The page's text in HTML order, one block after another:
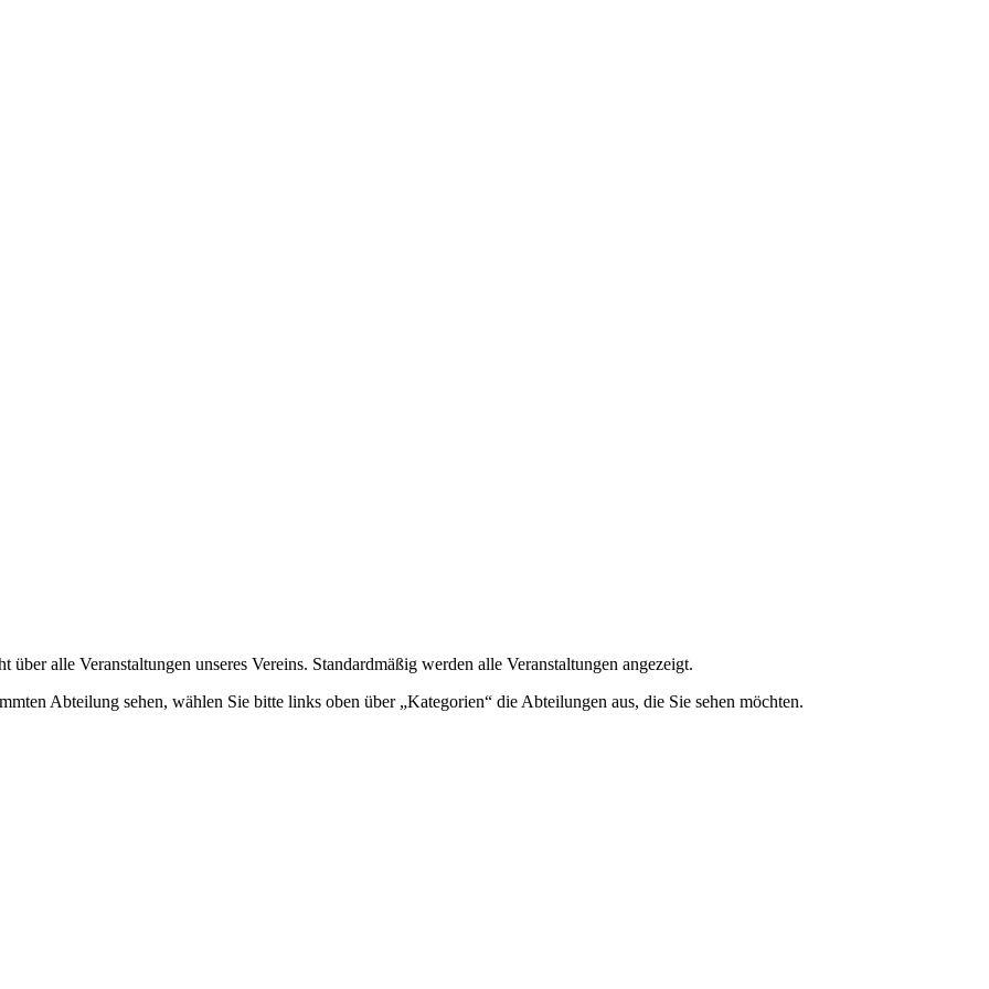
über alle Veranstaltungen unseres Vereins. Standardmäßig werden alle Veranstaltungen angezeigt.
Abteilung sehen, wählen Sie bitte links oben über „Kategorien“ die Abteilungen aus, die Sie sehen möchten.